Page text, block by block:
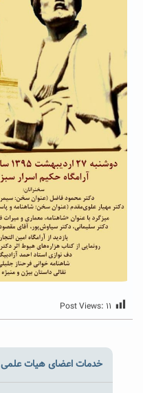
Post Views: ۱۱
خدمات اعضای هیات علمی